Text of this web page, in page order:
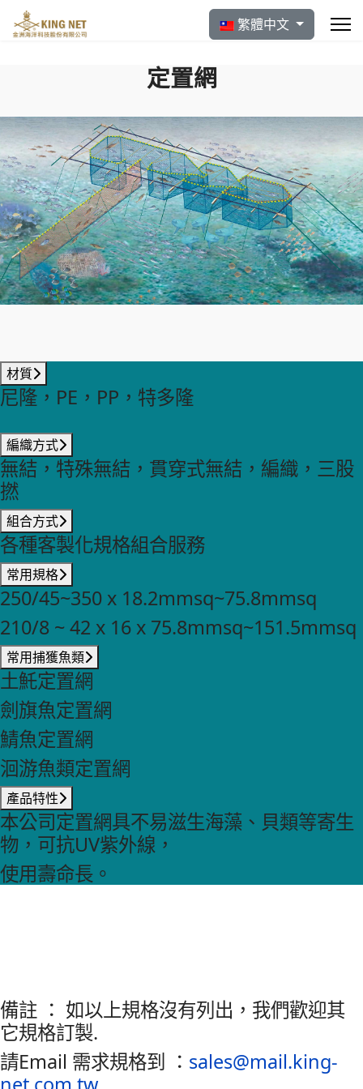
選擇你的語言
繁體中文
定置網
材質
尼隆，PE，PP，特多隆
編織方式
無結，特殊無結，貫穿式無結，編織，三股
撚
組合方式
各種客製化規格組合服務
常用規格
250/45~350 x 18.2mmsq~75.8mmsq
210/8 ~ 42 x 16 x 75.8mmsq~151.5mmsq
常用捕獲魚類
土魠定置網
劍旗魚定置網
鯖魚定置網
洄游魚類定置網
產品特性
本公司定置網具不易滋生海藻、貝類等寄生
物，可抗UV紫外線，
使用壽命長。
備註 ： 如以上規格沒有列出，我們歡迎其
它規格訂製.
請Email 需求規格到 ： sales@mail.king-